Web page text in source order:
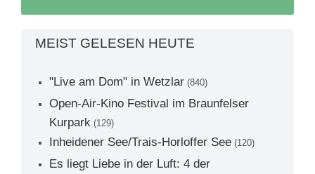
MEIST GELESEN HEUTE
"Live am Dom" in Wetzlar (840)
Open-Air-Kino Festival im Braunfelser
Kurpark (129)
Inheidener See/Trais-Horloffer See (120)
Es liegt Liebe in der Luft: 4 der